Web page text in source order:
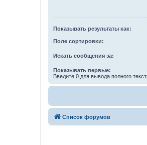
Показывать результаты как:
Поле сортировки:
Искать сообщения за:
Показывать первые:
Введите 0 для вывода полного
Список форумов